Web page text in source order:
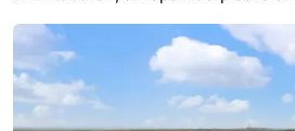
Appartementen
Bosch
-